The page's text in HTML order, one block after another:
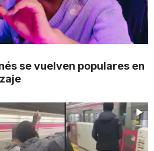
se vuelven populares en